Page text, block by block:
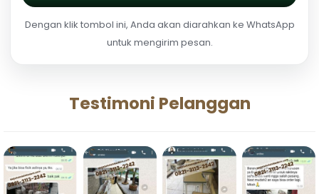
Dengan klik tombol ini, Anda akan diarahkan ke WhatsApp
untuk mengirim pesan.
Testimoni Pelanggan